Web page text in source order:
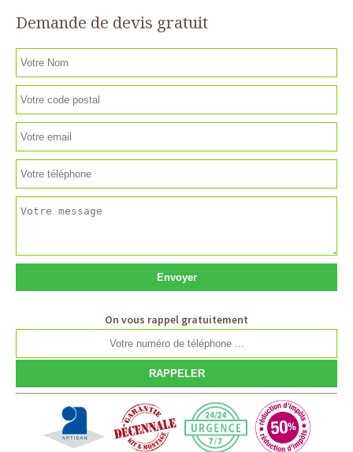
Demande de devis gratuit
On vous rappel gratuitement